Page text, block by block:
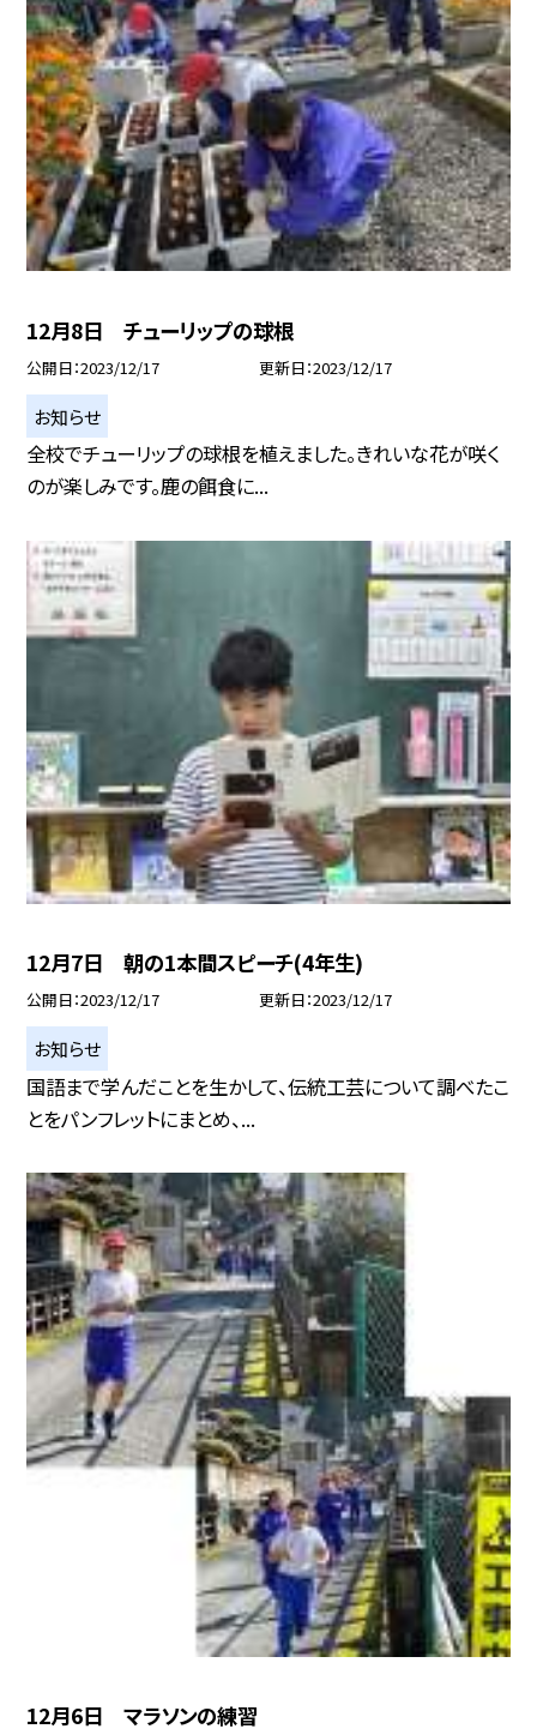
12月8日 チューリップの球根
公開日 2023/12/17 更新日 2023/12/17
お知らせ
全校でチューリップの球根を植えました。きれいな花が咲く
のが楽しみです。鹿の餌食に...
12月7日 朝の1本間スピーチ(4年生)
公開日 2023/12/17 更新日 2023/12/17
お知らせ
国語まで学んだことを生かして、伝統工芸について調べたこ
とをパンフレットにまとめ、...
12月6日 マラソンの練習